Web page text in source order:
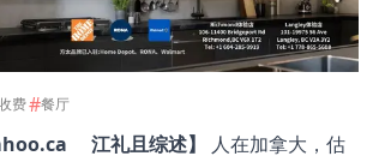
费#餐厅
江礼且综述】 人在加拿大，估